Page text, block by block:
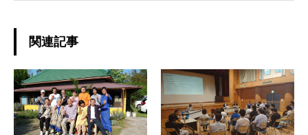
ネーターとして活動中。趣味はスポーツクラブ
通いとエレキベース演奏。 eMail:
miyama@movetokimitsu.jp
関連記事